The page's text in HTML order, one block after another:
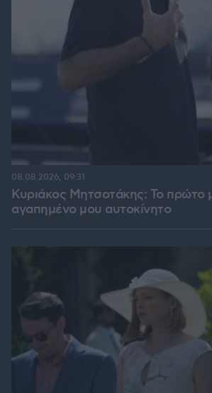
Κυριάκος Μητσοτάκης: Το πρώτο
αγαπημένο μου αυτοκίνητο
08.08.2026, 09:31